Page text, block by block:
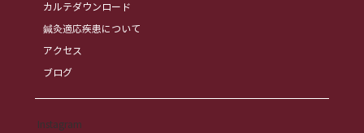
Instagram
カルテダウンロード
鍼灸適応疾患について
アクセス
ブログ